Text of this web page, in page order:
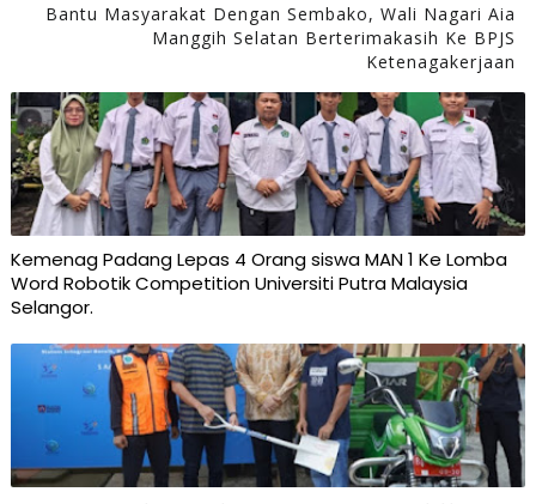
Bantu Masyarakat Dengan Sembako, Wali Nagari Aia
Manggih Selatan Berterimakasih Ke BPJS
Ketenagakerjaan
Kemenag Padang Lepas 4 Orang siswa MAN 1 Ke Lomba
Word Robotik Competition Universiti Putra Malaysia
Selangor.